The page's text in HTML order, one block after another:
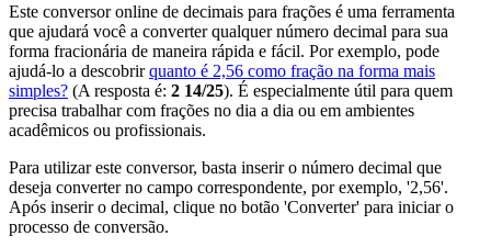
Este conversor online de decimais para frações é uma ferramenta
que ajudará você a converter qualquer número decimal para sua
forma fracionária de maneira rápida e fácil. Por exemplo, pode
ajudá-lo a descobrirquanto é 2,56 como fração na forma mais
simples? (A resposta é: 2 14/25). É especialmente útil para quem
precisa trabalhar com frações no dia a dia ou em ambientes
acadêmicos ou profissionais.
Para utilizar este conversor, basta inserir o número decimal que
deseja converter no campo correspondente, por exemplo, '2,56'.
Após inserir o decimal, clique no botão 'Converter' para iniciar o
processo de conversão.